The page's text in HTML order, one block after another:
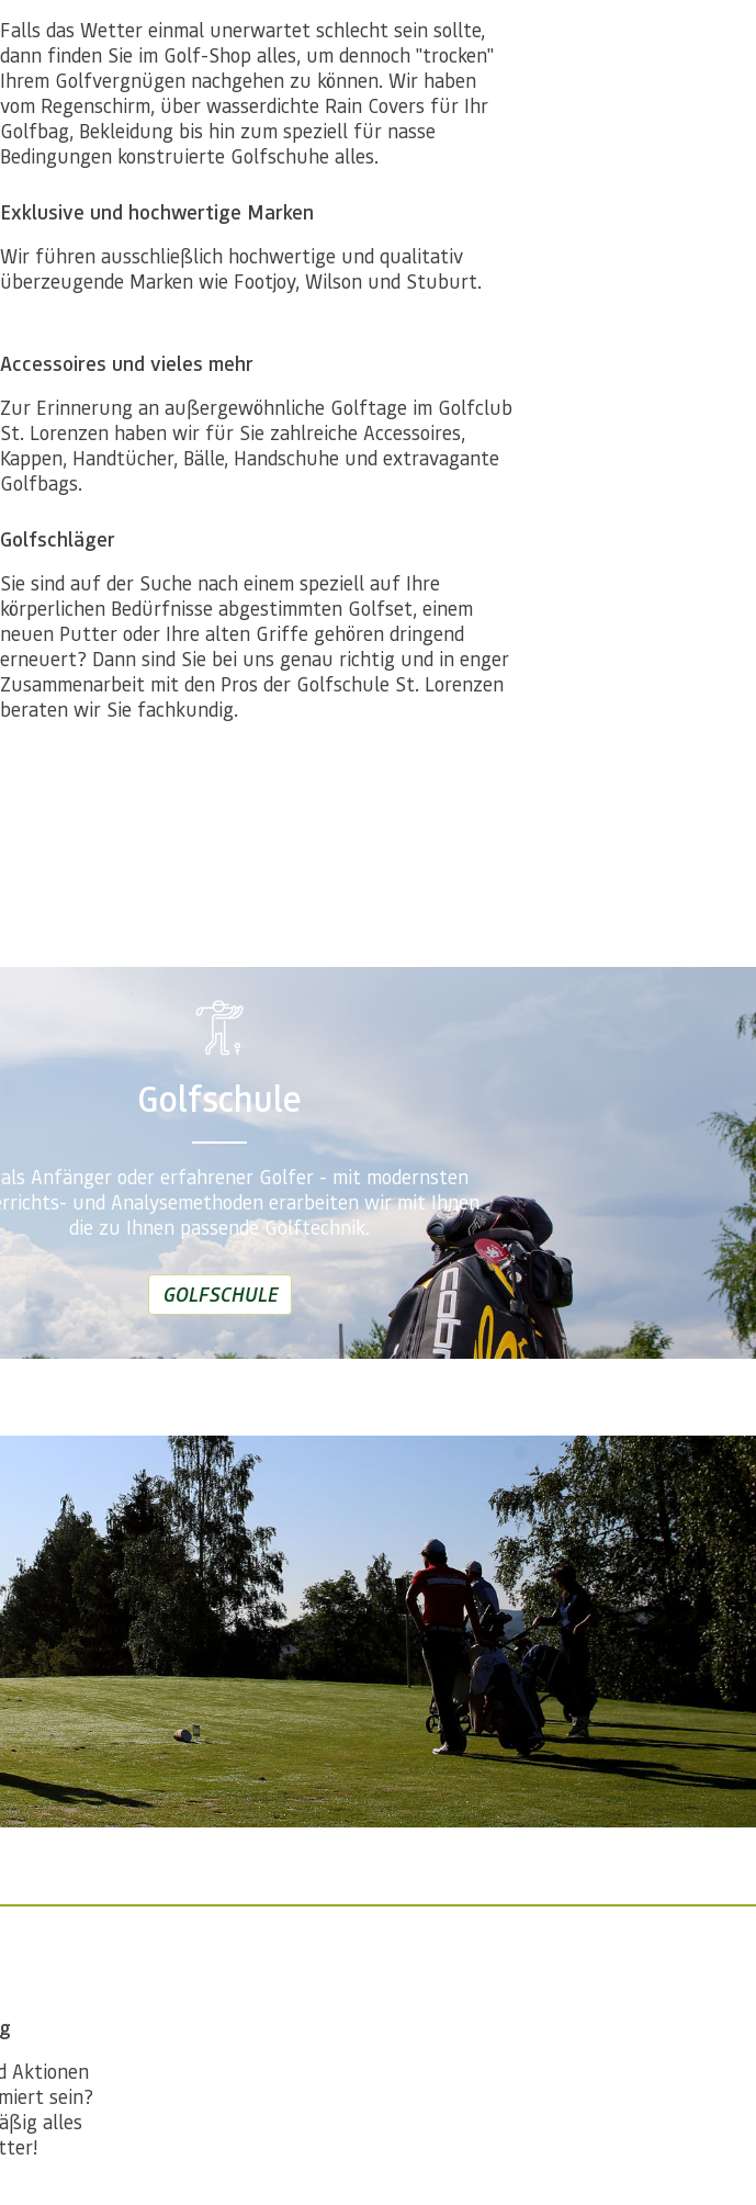
Falls das Wetter einmal unerwartet schlecht sein sollte,
dann finden Sie im Golf-Shop alles, um dennoch "trocken"
Ihrem Golfvergnügen nachgehen zu können. Wir haben
vom Regenschirm, über wasserdichte Rain Covers für Ihr
Golfbag, Bekleidung bis hin zum speziell für nasse
Exklusive und hochwertige Marken
Wir führen ausschließlich hochwertige und qualitativ
überzeugende Marken wie Footjoy, Wilson und Stuburt.
Accessoires und vieles mehr
Zur Erinnerung an außergewöhnliche Golftage im Golfclub
St. Lorenzen haben wir für Sie zahlreiche Accessoires,
Kappen, Handtücher, Bälle, Handschuhe und extravagante
Golfbags.
Golfschläger
Sie sind auf der Suche nach einem speziell auf Ihre
körperlichen Bedürfnisse abgestimmten Golfset, einem
neuen Putter oder Ihre alten Griffe gehören dringend
erneuert? Dann sind Sie bei uns genau richtig und in enger
Zusammenarbeit mit den Pros der Golfschule St. Lorenzen
beraten wir Sie fachkundig.
Golfschule
als Anfänger oder erfahrener Golfer - mit modernsten
und Analysemethoden erarbeiten wir mit Ihnen
die zu Ihnen passende Golftechnik.
GOLFSCHULE
Aktionen
sein?
alles